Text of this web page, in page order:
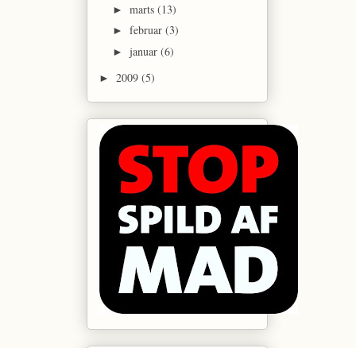
►marts(13)
►februar(3)
►januar(6)
►2009(5)